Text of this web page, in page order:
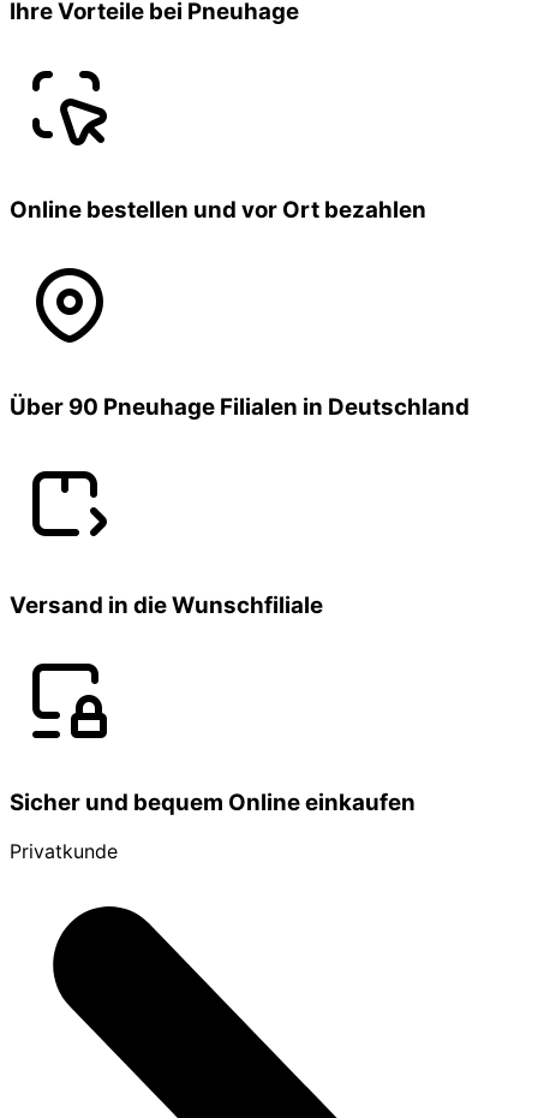
Ihre Vorteile bei Pneuhage
Online bestellen und vor Ort bezahlen
Über 90 Pneuhage Filialen in Deutschland
Versand in die Wunschfiliale
Sicher und bequem Online einkaufen
Privatkunde